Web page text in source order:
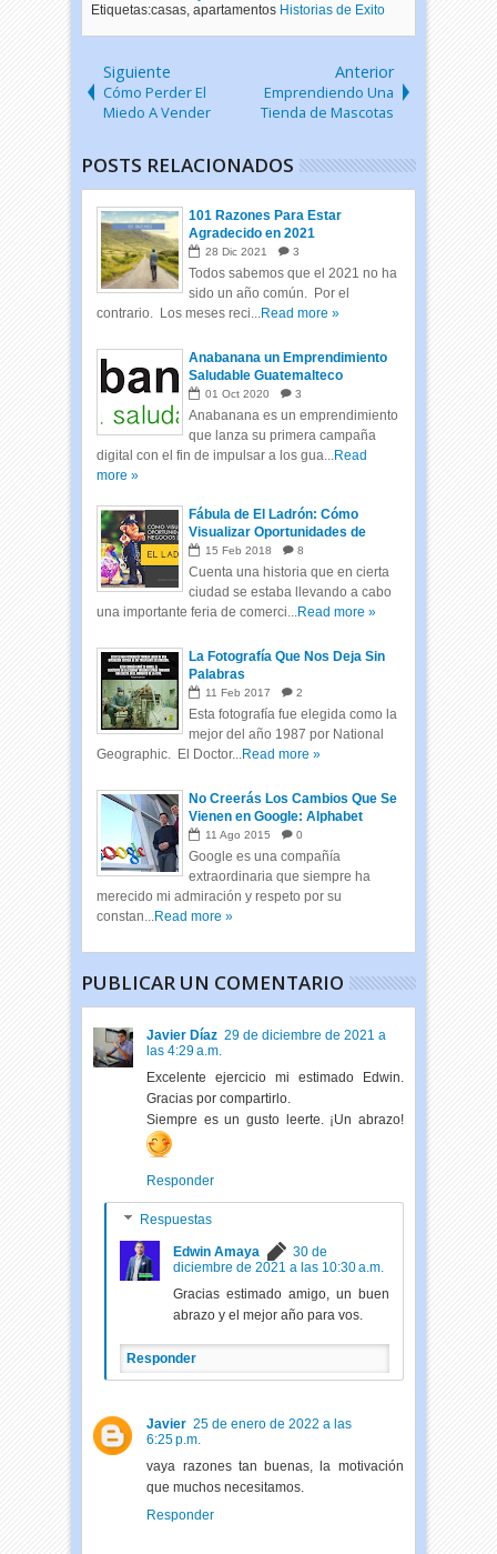
Etiquetas:casas, apartamentos Historias de Exito
Siguiente
Cómo Perder El
Miedo A Vender
Anterior
Emprendiendo Una
Tienda de Mascotas
POSTS RELACIONADOS
101 Razones Para Estar
Agradecido en 2021
28 Dic 2021 3
Todos sabemos que el 2021 no ha
sido un año común. Por el
contrario. Los meses reci...Read more »
Anabanana un Emprendimiento
Saludable Guatemalteco
01 Oct 2020 3
Anabanana es un emprendimiento
que lanza su primera campaña
digital con el fin de impulsar a los gua...Read
more »
Fábula de El Ladrón: Cómo
Visualizar Oportunidades de
Negocios
15 Feb 2018 8
Cuenta una historia que en cierta
ciudad se estaba llevando a cabo
una importante feria de comerci...Read more »
La Fotografía Que Nos Deja Sin
Palabras
11 Feb 2017 2
Esta fotografía fue elegida como la
mejor del año 1987 por National
Geographic. El Doctor...Read more »
No Creerás Los Cambios Que Se
Vienen en Google: Alphabet
11 Ago 2015 0
Google es una compañía
extraordinaria que siempre ha
merecido mi admiración y respeto por su
constan...Read more »
PUBLICAR UN COMENTARIO
Javier Díaz 29 de diciembre de 2021 a
las 4:29 a.m.
Excelente ejercicio mi estimado Edwin.
Gracias por compartirlo.
Siempre es un gusto leerte. ¡Un abrazo!
Responder
Respuestas
Edwin Amaya
30 de
diciembre de 2021 a las 10:30 a.m.
Gracias estimado amigo, un buen
abrazo y el mejor año para vos.
Responder
Javier 25 de enero de 2022 a las
6:25 p.m.
vaya razones tan buenas, la motivación
que muchos necesitamos.
Responder